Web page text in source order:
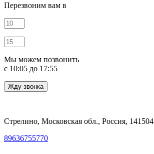
Перезвоним вам в
Мы можем позвонить
c 10:05 до 17:55
Стрелино, Московская обл., Россия, 141504
89636755770